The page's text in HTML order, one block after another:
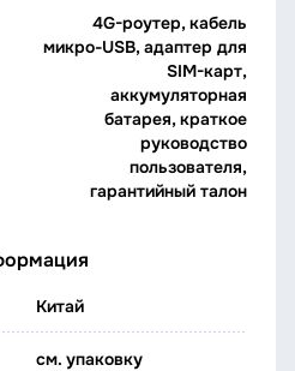
4G-роутер, кабель
микро-USB, адаптер для
SIM-карт,
аккумуляторная
батарея, краткое
руководство
пользователя,
гарантийный талон
Китай
см. упаковку